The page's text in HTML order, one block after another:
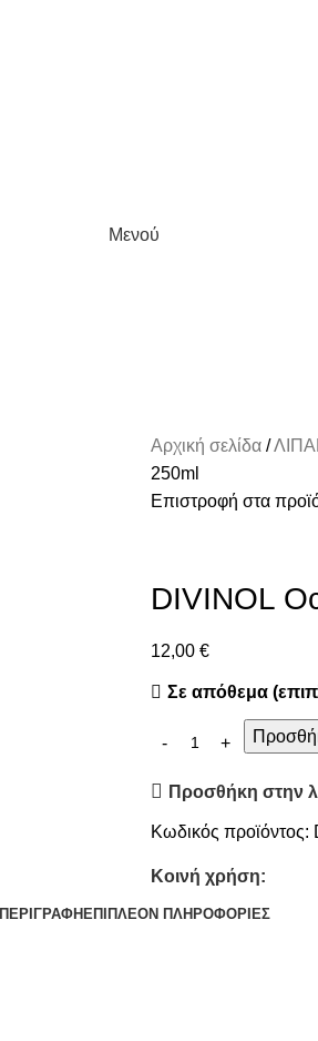
Μενού
Αρχική σελίδα
250ml
Επιστροφή στα
DIVINOL
12,00 €
Σε απόθεμα
Προσθήκη στην
Κωδικός προϊόντος:
Κοινή χρήση:
ΠΕΡΙΓΡΑΦΉ ΕΠΙΠΛΈΟΝ ΠΛΗΡΟΦΟΡΊΕΣ